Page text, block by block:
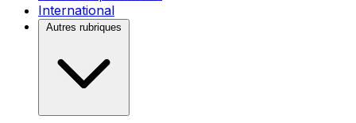
International
Autres rubriques